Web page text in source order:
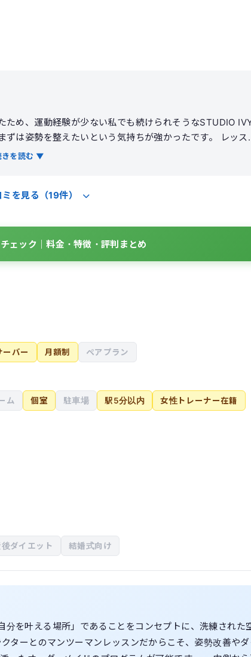
め、運動経験が少ない私でも続けられそうなSTUDIO
勢を整えたいという気持ちが強かったです。 レッスン
かった身体のクセや左右差を丁寧に教えてもらえました。
した。体重は大きく変わりませんでしたが、写真で見ると
きを読む ▼
を見る（19件）
ェック｜料金・特徴・評判まとめ
ーバー 月額制 ペアプラン
ム 個室 駐車場 駅5分以内 女性トレーナー在籍
後ダイエット 結婚式向け
を叶える場所」であることをコンセプトに、洗練された
ターとのマンツーマンレッスンだからこそ、姿勢改善や